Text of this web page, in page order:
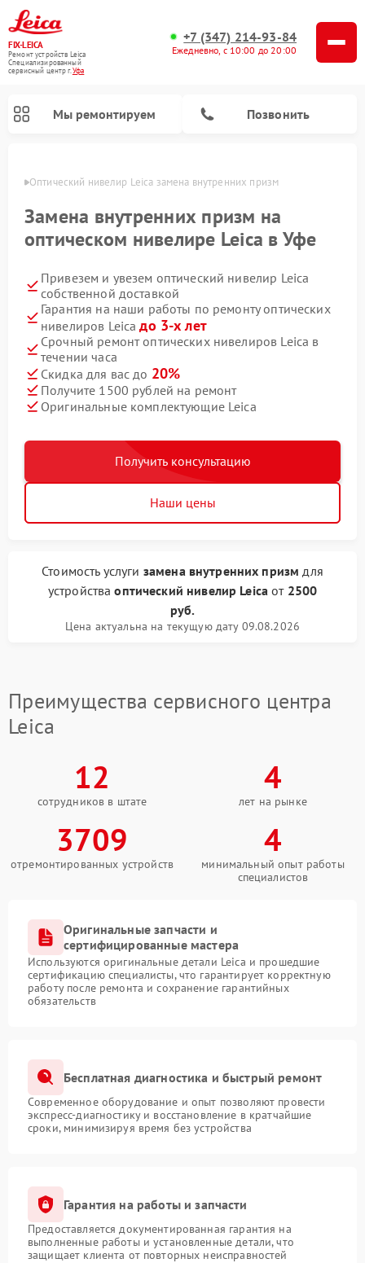
FIX-LEICA
Ремонт устройств Leica
Специализированный
cервисный центр г.Уфа
+7 (347) 214-93-84
Ежедневно, с 10:00 до 20:00
Мы ремонтируем Позвонить
Оптический нивелир Leica замена внутренних призм
Замена внутренних призм на
оптическом нивелире Leica в Уфе
Привезем и увезем оптический нивелир Leica
собственной доставкой
Гарантия на наши работы по ремонту оптических
нивелиров Leicaдо 3-х лет
Срочный ремонт оптических нивелиров Leica в
течении часа
Скидка для вас до 20%
Получите 1500 рублей на ремонт
Оригинальные комплектующие Leica
Получить консультацию
Наши цены
Стоимость услуги замена внутренних призм для
устройстваоптический нивелир Leica от 2500
руб.
Цена актуальна на текущую дату 09.08.2026
Преимущества сервисного центра
Leica
12
сотрудников в штате
4
лет на рынке
3709
отремонтированных устройств
4
минимальный опыт работы
специалистов
Оригинальные запчасти и
сертифицированные мастера
Используются оригинальные детали Leica и прошедшие
сертификацию специалисты, что гарантирует корректную
работу после ремонта и сохранение гарантийных
обязательств
Бесплатная диагностика и быстрый ремонт
Современное оборудование и опыт позволяют провести
экспресс-диагностику и восстановление в кратчайшие
сроки, минимизируя время без устройства
Гарантия на работы и запчасти
Предоставляется документированная гарантия на
выполненные работы и установленные детали, что
защищает клиента от повторных неисправностей